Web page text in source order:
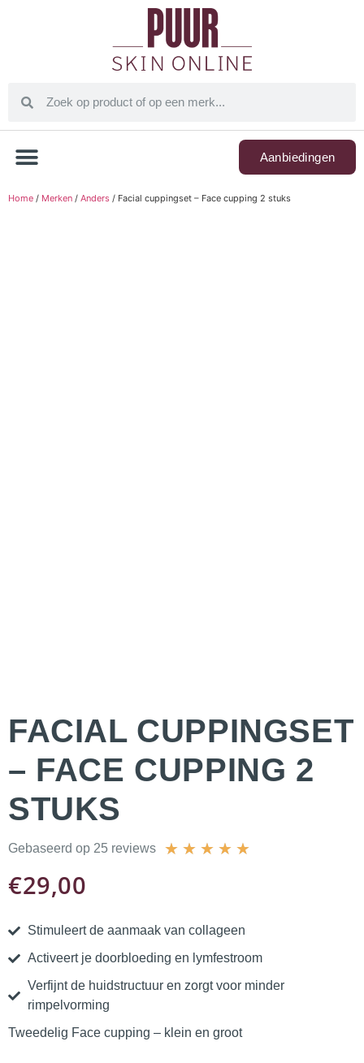
Aanbiedingen
Home / Merken / Anders / Facial cuppingset – Face cupping 2 stuks
FACIAL CUPPINGSET
– FACE CUPPING 2
STUKS
Gebaseerd op 25 reviews ★ ★ ★ ★ ★
€29,00
Stimuleert de aanmaak van collageen
Activeert je doorbloeding en lymfestroom
Verfijnt de huidstructuur en zorgt voor minder
rimpelvorming
Tweedelig Face cupping – klein en groot